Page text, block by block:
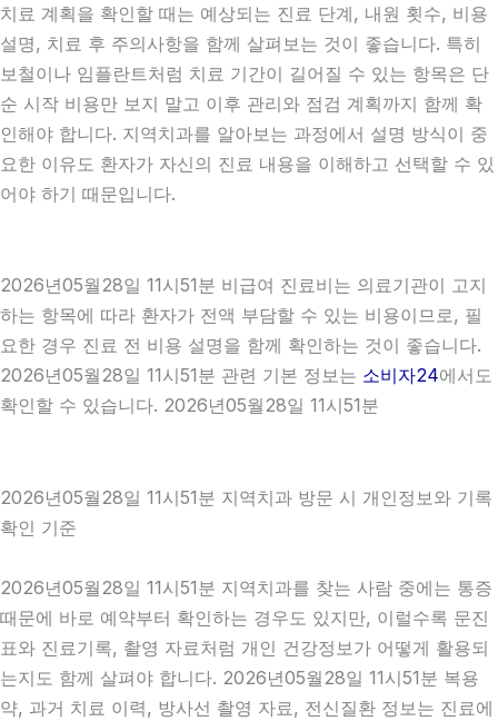
치료 계획을 확인할 때는 예상되는 진료 단계, 내원 횟수, 비용
설명, 치료 후 주의사항을 함께 살펴보는 것이 좋습니다. 특히
보철이나 임플란트처럼 치료 기간이 길어질 수 있는 항목은 단
순 시작 비용만 보지 말고 이후 관리와 점검 계획까지 함께 확
인해야 합니다. 지역치과를 알아보는 과정에서 설명 방식이 중
요한 이유도 환자가 자신의 진료 내용을 이해하고 선택할 수 있
어야 하기 때문입니다.
2026년05월28일 11시51분 비급여 진료비는 의료기관이 고지
하는 항목에 따라 환자가 전액 부담할 수 있는 비용이므로, 필
요한 경우 진료 전 비용 설명을 함께 확인하는 것이 좋습니다.
2026년05월28일 11시51분 관련 기본 정보는 소비자24에서도
확인할 수 있습니다. 2026년05월28일 11시51분
2026년05월28일 11시51분 지역치과 방문 시 개인정보와 기록
확인 기준
2026년05월28일 11시51분 지역치과를 찾는 사람 중에는 통증
때문에 바로 예약부터 확인하는 경우도 있지만, 이럴수록 문진
표와 진료기록, 촬영 자료처럼 개인 건강정보가 어떻게 활용되
는지도 함께 살펴야 합니다. 2026년05월28일 11시51분 복용
약, 과거 치료 이력, 방사선 촬영 자료, 전신질환 정보는 진료에